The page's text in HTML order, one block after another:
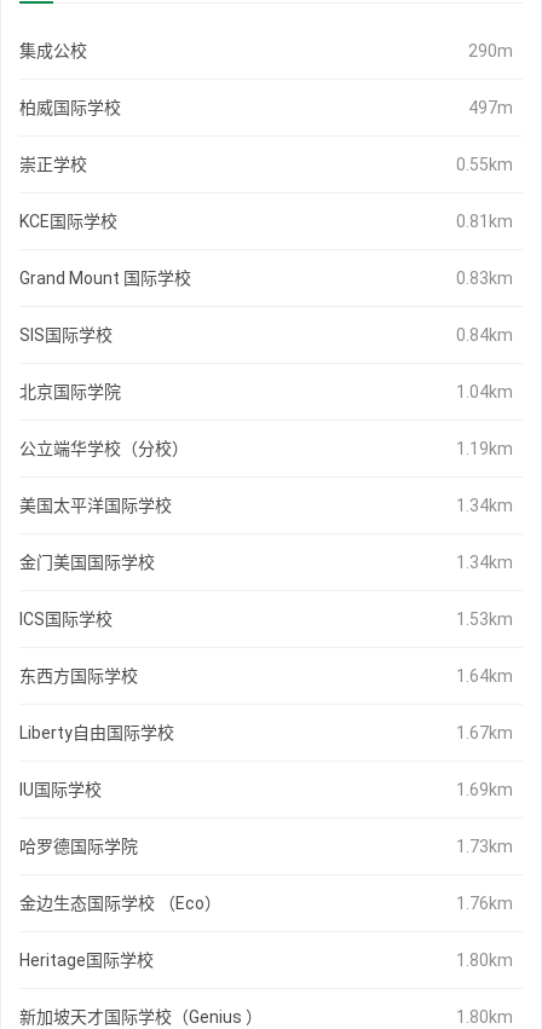
集成公校 290m
柏威国际学校 497m
崇正学校 0.55km
KCE国际学校 0.81km
Grand Mount 国际学校 0.83km
SIS国际学校 0.84km
北京国际学院 1.04km
公立端华学校（分校） 1.19km
美国太平洋国际学校 1.34km
金门美国国际学校 1.34km
ICS国际学校 1.53km
东西方国际学校 1.64km
Liberty自由国际学校 1.67km
IU国际学校 1.69km
哈罗德国际学院 1.73km
金边生态国际学校 （Eco） 1.76km
Heritage国际学校 1.80km
新加坡天才国际学校（Genius ） 1.80km